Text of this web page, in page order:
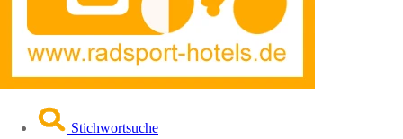
Stichwortsuche